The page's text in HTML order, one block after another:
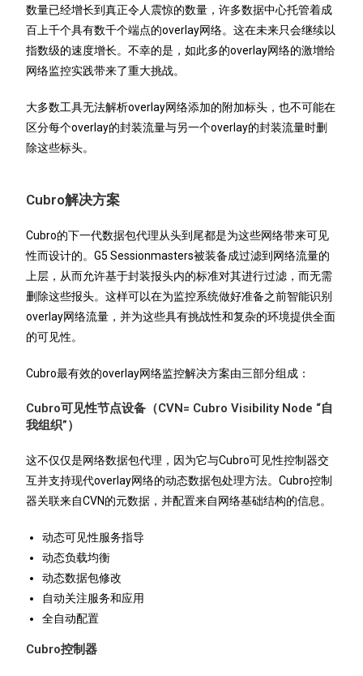
数量已经增长到真正令人震惊的数量，许多数据中心托管着成
百上千个具有数千个端点的overlay网络。这在未来只会继续以
指数级的速度增长。不幸的是，如此多的overlay网络的激增给
网络监控实践带来了重大挑战。
大多数工具无法解析overlay网络添加的附加标头，也不可能在
区分每个overlay的封装流量与另一个overlay的封装流量时删
除这些标头。
Cubro解决方案
Cubro的下一代数据包代理从头到尾都是为这些网络带来可见
性而设计的。G5 Sessionmasters被装备成过滤到网络流量的
上层，从而允许基于封装报头内的标准对其进行过滤，而无需
删除这些报头。这样可以在为监控系统做好准备之前智能识别
overlay网络流量，并为这些具有挑战性和复杂的环境提供全面
的可见性。
Cubro最有效的overlay网络监控解决方案由三部分组成：
Cubro可见性节点设备（CVN= Cubro Visibility Node “自
我组织”）
这不仅仅是网络数据包代理，因为它与Cubro可见性控制器交
互并支持现代overlay网络的动态数据包处理方法。Cubro控制
器关联来自CVN的元数据，并配置来自网络基础结构的信息。
动态可见性服务指导
动态负载均衡
动态数据包修改
自动关注服务和应用
全自动配置
Cubro控制器